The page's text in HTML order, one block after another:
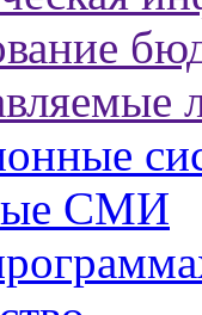
СМИ